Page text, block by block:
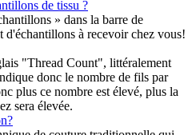
de tissu ?
» dans la barre de
d'échantillons à recevoir chez vous!
"Thread Count", littéralement
donc le nombre de fils par
plus ce nombre est élevé, plus la
sera élevée.